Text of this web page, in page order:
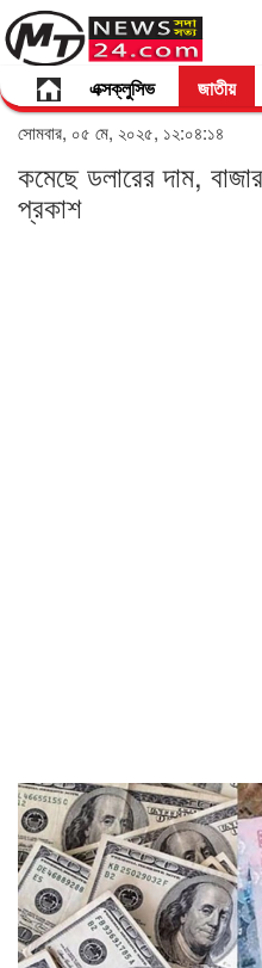
এক্সক্লুসিভ জাতীয়
সোমবার, ০৫ মে, ২০২৫, ১২:০৪:১৪
কমেছে ডলারের দাম,
প্রকাশ